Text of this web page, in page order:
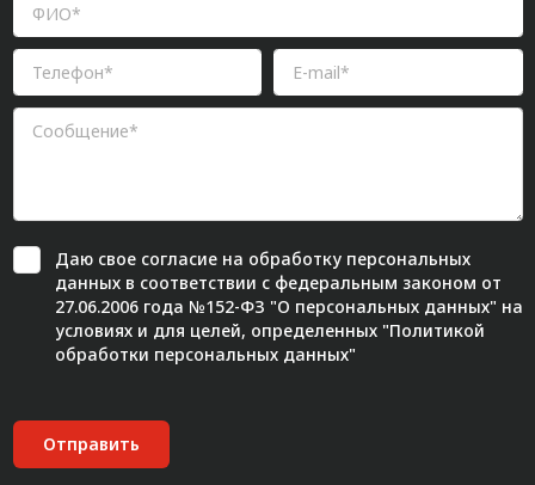
Даю свое согласиена обработку персональных
данных в соответствии с федеральным законом от
27.06.2006 года №152-ФЗ "О персональных данных" на
условиях и для целей, определенных "Политикой
обработки персональных данных"
Отправить